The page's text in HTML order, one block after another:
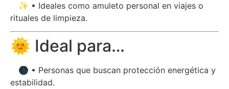
✨ • Ideales como amuleto personal en viajes o
rituales de limpieza.
🌞 Ideal para…
🌑 • Personas que buscan protección energética y
estabilidad.